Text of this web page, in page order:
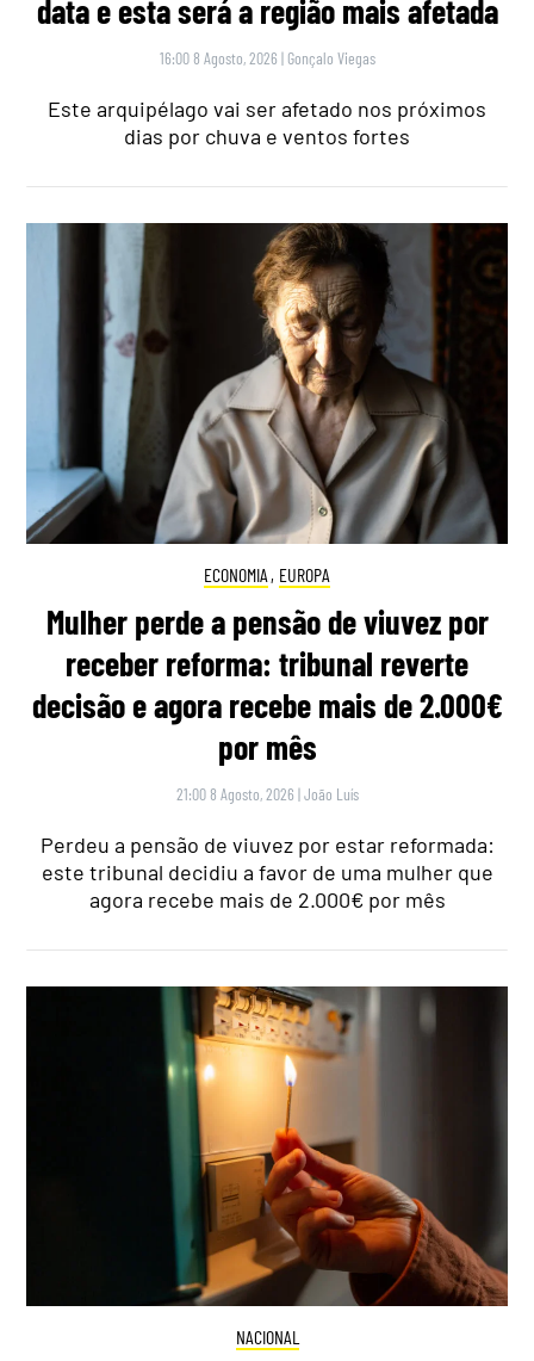
data e esta será a região mais afetada
16:00 8 Agosto, 2026 | Gonçalo Viegas
Este arquipélago vai ser afetado nos próximos
dias por chuva e ventos fortes
ECONOMIA , EUROPA
Mulher perde a pensão de viuvez por
receber reforma: tribunal reverte
decisão e agora recebe mais de 2.000€
por mês
21:00 8 Agosto, 2026 |João Luís
Perdeu a pensão de viuvez por estar reformada:
este tribunal decidiu a favor de uma mulher que
agora recebe mais de 2.000€ por mês
NACIONAL